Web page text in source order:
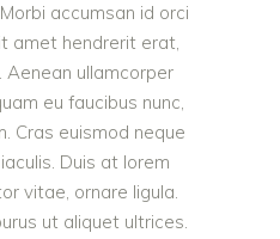
accumsan id orci
amet hendrerit erat,
ullamcorper
eu faucibus nunc,
Cras euismod neque
Duis at lorem
vitae, ornare ligula.
ut aliquet ultrices.